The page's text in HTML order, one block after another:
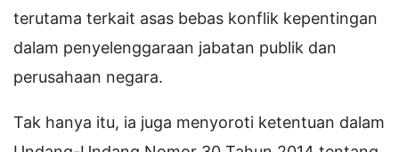
terutama terkait asas bebas konflik kepentingan
dalam penyelenggaraan jabatan publik dan
perusahaan negara.
Tak hanya itu, ia juga menyoroti ketentuan dalam